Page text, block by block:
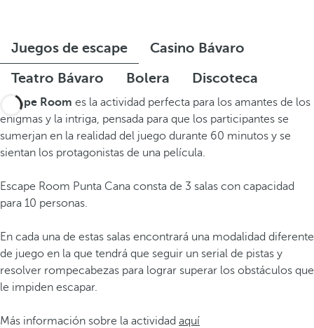
Juegos de escape
Casino Bávaro
Teatro Bávaro
Bolera Discoteca
Escape Room es la actividad perfecta para los amantes de los
enigmas y la intriga, pensada para que los participantes se
sumerjan en la realidad del juego durante 60 minutos y se
sientan los protagonistas de una película.
Escape Room Punta Cana consta de 3 salas con capacidad
para 10 personas.
En cada una de estas salas encontrará una modalidad diferente
de juego en la que tendrá que seguir un serial de pistas y
resolver rompecabezas para lograr superar los obstáculos que
le impiden escapar.
Más información sobre la actividad aquí